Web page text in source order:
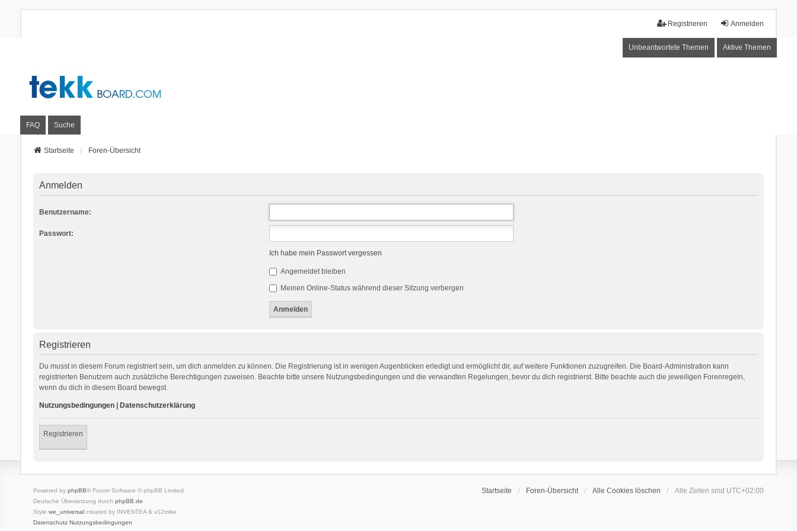
Anmelden
Registrieren
Unbeantwortete Themen Aktive Themen
FAQ Suche
Startseite Foren-Übersicht
Anmelden
Benutzername:
Passwort:
Ich habe mein Passwort vergessen
Angemeldet bleiben
Meinen Online-Status während dieser Sitzung verbergen
Registrieren
Du musst in diesem Forum registriert sein, um dich anmelden zu können. Die Registrierung ist in wenigen Augenblicken erledigt und ermöglicht dir, auf weitere Funktionen zuzugreifen. Die Board-Administration kann
registrierten Benutzern auch zusätzliche Berechtigungen zuweisen. Beachte bitte unsere Nutzungsbedingungen und die verwandten Regelungen, bevor du dich registrierst. Bitte beachte auch die jeweiligen Forenregeln,
wenn du dich in diesem Board bewegst.
Nutzungsbedingungen| Datenschutzerklärung
Registrieren
Startseite Foren-Übersicht Alle Cookies löschen Alle Zeiten sind UTC+02:00
Powered by phpBB® Forum Software © phpBB Limited
Deutsche Übersetzung durch phpBB.de
Style we_universal created by INVENTEA & v12mike
Datenschutz Nutzungsbedingungen